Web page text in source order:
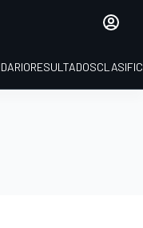
RESULTADOS